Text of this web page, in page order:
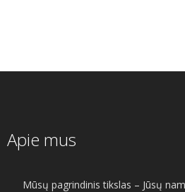
Apie mus
Mūsų pagrindinis tikslas – Jūsų